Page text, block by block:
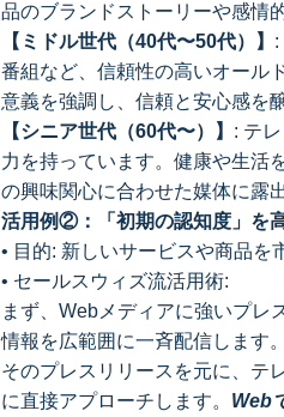
品のブランドストーリーや感情
【ミドル世代（40代〜50代）】 :
番組など、信頼性の高いオール
意義を強調し、信頼と安心感を
【シニア世代（60代〜）】 : テ
力を持っています。健康や生活
の興味関心に合わせた媒体に露
活用例②：「初期の認知度」を
• 目的: 新しいサービスや商品を
• セールスウィズ流活用術:
まず、Webメディアに強いプレ
情報を広範囲に一斉配信します
そのプレスリリースを元に、テ
に直接アプローチします。 Web